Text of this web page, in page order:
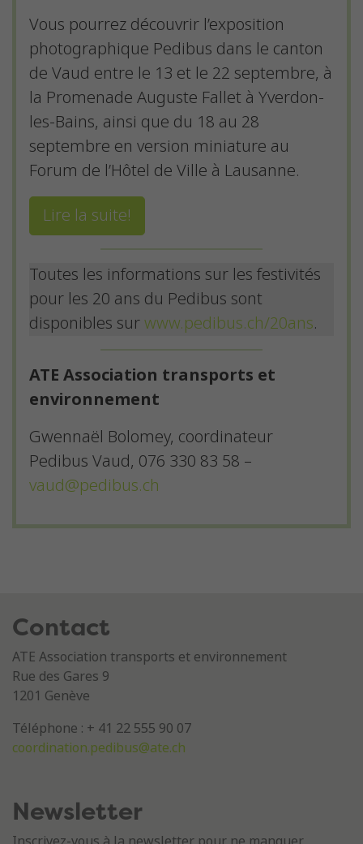
Vous pourrez découvrir l’exposition
photographique Pedibus dans le canton
de Vaud entre le 13 et le 22 septembre, à
la Promenade Auguste Fallet à Yverdon-
les-Bains, ainsi que du 18 au 28
septembre en version miniature au
Forum de l’Hôtel de Ville à Lausanne.
Lire la suite!
Toutes les informations sur les festivités
pour les 20 ans du Pedibus sont
disponibles surwww.pedibus.ch/20ans.
ATE Association transports et
environnement
Gwennaël Bolomey, coordinateur
Pedibus Vaud, 076 330 83 58 –
vaud@pedibus.ch
Contact
ATE Association transports et environnement
Rue des Gares 9
1201 Genève
Téléphone : + 41 22 555 90 07
coordination.pedibus@ate.ch
Newsletter